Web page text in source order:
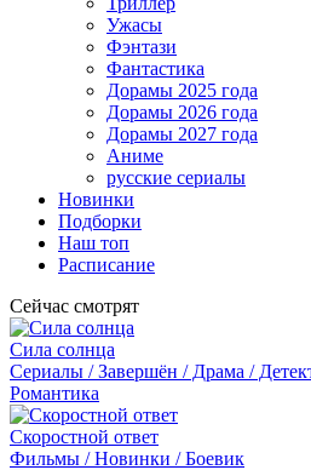
Ужасы
Фэнтази
Фантастика
Дорамы 2025 года
Дорамы 2026 года
Дорамы 2027 года
Аниме
русские сериалы
Новинки
Подборки
Наш топ
Расписание
Сейчас смотрят
Сила солнца
Сериалы / Завершён / Драма /
Романтика
Скоростной ответ
Фильмы / Новинки / Боевик